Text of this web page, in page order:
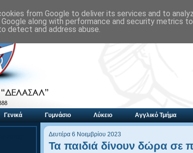
Γενικά Γυμνάσιο Λύκειο Αγγλικό Τμήμα
Δευτέρα 6 Νοεμβρίου 2023
Τα παιδιά δίνουν δώρα σε
from Google to deliver its services and to
along with performance and security metrics
detect and address abuse.